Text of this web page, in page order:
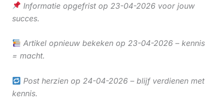
Informatie opgefrist op 23-04-2026 voor jouw
succes.
Artikel opnieuw bekeken op 23-04-2026 – kennis
= macht.
Post herzien op 24-04-2026 – blijf verdienen met
kennis.